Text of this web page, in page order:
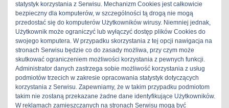
przyjaciela z Japonii . Był w pełni sprawny z dobrym stanie
wizualnym wraz z oryginalnym kartonem, ale bez pilota i
instrukcji . Blachy wewnątrz posiadają „wysypkę” , białe
plamki na obudowie. Zostały wymienione paski, które
pasują od modelu na rynek europejski TC-K730ES.
Różnice w środku w stosunku […]
Udostępnij:
X Facebook Pinterest
statystyk korzystania z Serwisu. Mechanizm Cookies jest całkowicie
bezpieczny dla komputerów, w szczególności tą drogą nie mogą
przedostać się do komputerów Użytkowników wirusy. Niemniej jednak,
Użytkownik może ograniczyć lub wyłączyć dostęp plików Cookies do
swojego komputera. W przypadku skorzystania z tej opcji nawigacja na
stronach Serwisu będzie co do zasady możliwa, przy czym może
skutkować ograniczeniem możliwości korzystania z pewnych funkcji.
Administrator danych zastrzega sobie możliwość korzystania z usług
podmiotów trzecich w zakresie opracowania statystyk dotyczących
korzystania z Serwisu. Zapewniamy, że w takim przypadku podmiotom
takim nie zostaną przekazane żadne dane identyfikujące Użytkowników.
W reklamach zamieszczanych na stronach Serwisu mogą być